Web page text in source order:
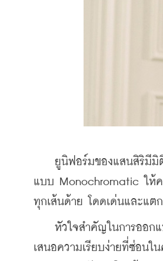
ยูนิฟอร์มของแสนสิริมีมิติพิ
แบบ Monochromatic ให้
ทุกเส้นด้าย โดดเด่นและแต
หัวใจสำคัญในการออกแบ
เสนอความเรียบง่ายที่ซ่อนใ